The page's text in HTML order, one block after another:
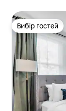
Вибір гостей
Вибір гостей